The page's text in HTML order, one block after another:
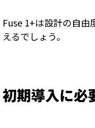
Fuse 1+は設計の自
えるでしょう。
初期導入に必